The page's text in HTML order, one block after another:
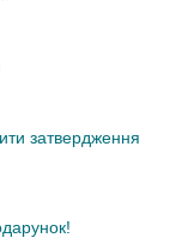
затвердження